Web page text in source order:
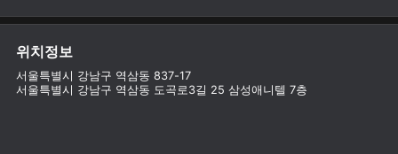
위치정보
서울특별시 강남구 역삼동 837-17
서울특별시 강남구 역삼동 도곡로3길 25 삼성애니텔 7층